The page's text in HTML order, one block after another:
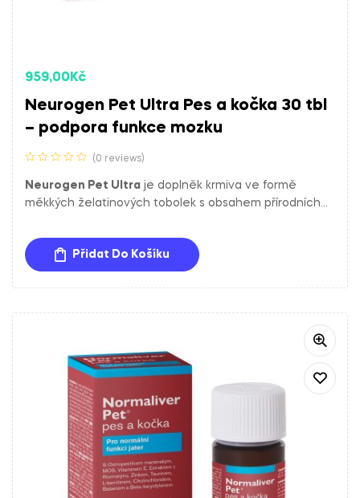
959,00Kč
Neurogen Pet Ultra Pes a kočka 30 tbl
– podpora funkce mozku
(0 reviews)
Neurogen Pet Ultra je doplněk krmiva ve formě
měkkých želatinových tobolek s obsahem přírodních
a koček.
Přidat Do Košíku